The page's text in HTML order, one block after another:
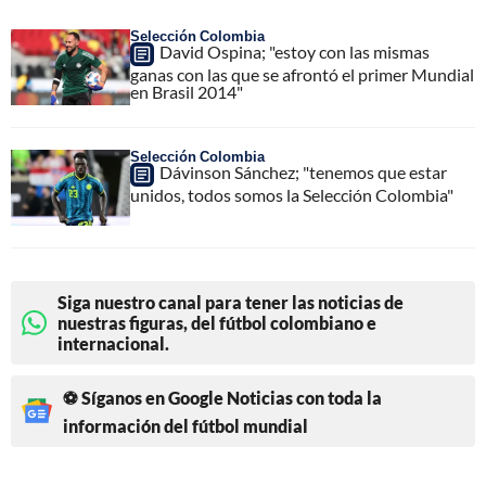
Selección Colombia
David Ospina; "estoy con las mismas
ganas con las que se afrontó el primer Mundial
en Brasil 2014"
Selección Colombia
Dávinson Sánchez; "tenemos que estar
unidos, todos somos la Selección Colombia"
Siga nuestro canal para tener las noticias de
nuestras figuras, del fútbol colombiano e
internacional.
⚽ Síganos en Google Noticias con toda la
información del fútbol mundial